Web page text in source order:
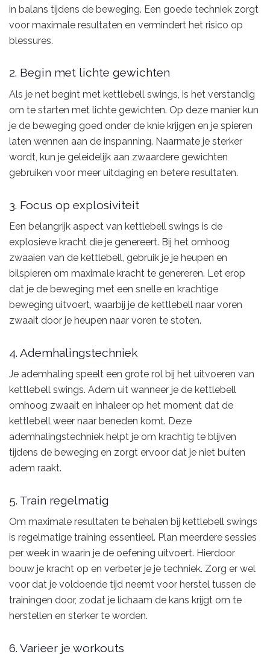
in balans tijdens de beweging. Een goede techniek zorgt
voor maximale resultaten en vermindert het risico op
blessures.
2. Begin met lichte gewichten
Als je net begint met kettlebell swings, is het verstandig
om te starten met lichte gewichten. Op deze manier kun
je de beweging goed onder de knie krijgen en je spieren
laten wennen aan de inspanning. Naarmate je sterker
wordt, kun je geleidelijk aan zwaardere gewichten
gebruiken voor meer uitdaging en betere resultaten.
3. Focus op explosiviteit
Een belangrijk aspect van kettlebell swings is de
explosieve kracht die je genereert. Bij het omhoog
zwaaien van de kettlebell, gebruik je je heupen en
bilspieren om maximale kracht te genereren. Let erop
dat je de beweging met een snelle en krachtige
beweging uitvoert, waarbij je de kettlebell naar voren
zwaait door je heupen naar voren te stoten.
4. Ademhalingstechniek
Je ademhaling speelt een grote rol bij het uitvoeren van
kettlebell swings. Adem uit wanneer je de kettlebell
omhoog zwaait en inhaleer op het moment dat de
kettlebell weer naar beneden komt. Deze
ademhalingstechniek helpt je om krachtig te blijven
tijdens de beweging en zorgt ervoor dat je niet buiten
adem raakt.
5. Train regelmatig
Om maximale resultaten te behalen bij kettlebell swings
is regelmatige training essentieel. Plan meerdere sessies
per week in waarin je de oefening uitvoert. Hierdoor
bouw je kracht op en verbeter je je techniek. Zorg er wel
voor dat je voldoende tijd neemt voor herstel tussen de
trainingen door, zodat je lichaam de kans krijgt om te
herstellen en sterker te worden.
6. Varieer je workouts